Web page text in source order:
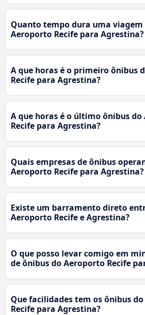
Quanto tempo dura uma viagem
Aeroporto Recife para Agrestina?
A que horas é o primeiro ônibus
Recife para Agrestina?
A que horas é o último ônibus
Recife para Agrestina?
Quais empresas de ônibus
Aeroporto Recife para Agrestina?
Existe um barramento direto
Aeroporto Recife e Agrestina?
O que posso levar comigo em
de ônibus do Aeroporto Recife
Que facilidades tem os ônibus
Recife para Agrestina?